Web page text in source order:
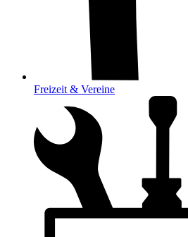
Freizeit & Vereine